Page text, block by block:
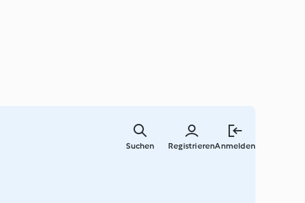
RegistrierenAnmelden
Suchen